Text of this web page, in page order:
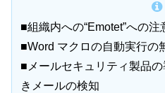
■組織内への“Emotet”への
■Word マクロの自動実行の
■メールセキュリティ製品
きメールの検知